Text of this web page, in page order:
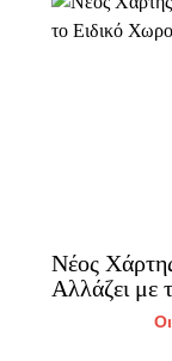
Νέος
Αλλάζει με